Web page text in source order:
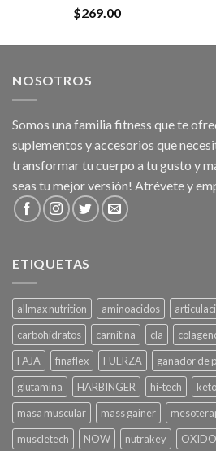
$269.00
NOSOTROS
Somos una familia fitness que te
suplementos y accesorios que
transformar tu cuerpo a tu gusto y
seas tu mejor versión! Atrévete y
ETIQUETAS
allmax nutrition aminoacidos
carbohidratos
carnitina cla
FAJA
finaflex FUERZA ganador de
glutamina
HARBINGER hi-tech keto
masa muscular
mass gainer
muscletech
NOW nutrakey